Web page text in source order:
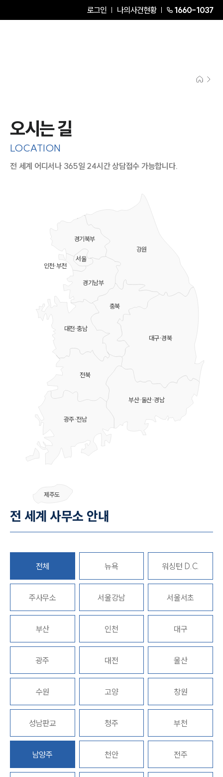
로그인 나의사건현황 1660-1037
전체
기업전문변호사
ABOUT
그룹소개
대륜의 강점
업무협력·법률자문 기업
오시는 길
글로벌 파트너 로펌
고객의 소리
통합검색
AI대륜
INSIGHT
주요 업무사례
기업 인사이트
사례분석/최신동향
오시는 길
LOCATION
전 세계 어디서나 365일 24시간 상담접수 가능합니다.
강원
충북
대전·충남
대구·경북
부산·울산·경남
전북
광주·전남
제주도
경기북부
경기남부
서울
인천·부천
전 세계 사무소 안내
전체 뉴욕 워싱턴 D.C.
주사무소 서울강남 서울서초
부산 인천 대구
광주 대전 울산
수원 고양 창원
성남판교 청주 부천
남양주 천안 전주